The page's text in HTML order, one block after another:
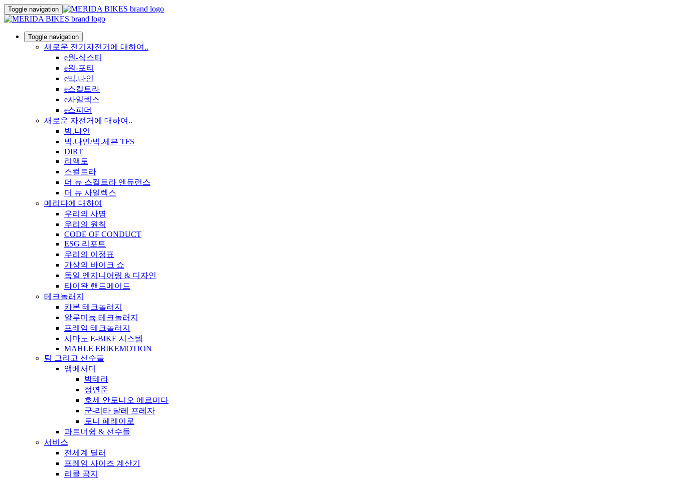
Toggle navigation
Toggle navigation
새로운 전기자전거에 대하여..
e원-식스티
e원-포티
e빅.나인
e스컬트라
e사일렉스
e스피더
새로운 자전거에 대하여..
빅.나인
빅.나인/빅.세븐 TFS
DIRT
리액토
스컬트라
더 뉴 스컬트라 엔듀런스
더 뉴 사일렉스
메리다에 대하여
우리의 사명
우리의 원칙
CODE OF CONDUCT
ESG 리포트
우리의 이정표
가상의 바이크 쇼
독일 엔지니어링 & 디자인
타이완 핸드메이드
테크놀러지
카본 테크놀러지
알루미늄 테크놀러지
프레임 테크놀러지
시마노 E-BIKE 시스템
MAHLE EBIKEMOTION
팀 그리고 선수들
앰베서더
박테라
정연준
호세 안토니오 에르미다
군-리타 달레 프레자
토니 페레이로
파트너쉽 & 선수들
서비스
전세계 딜러
프레임 사이즈 계산기
리콜 공지